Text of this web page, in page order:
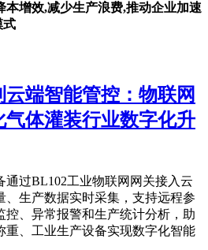
本增效,减少生产浪费,推动企业加速
式
云端智能管控：物联网
气体灌装行业数字化升
通过BL102工业物联网网关接入云
、生产数据实时采集，支持远程参
控、异常报警和生产统计分析，助
重、工业生产设备实现数字化智能